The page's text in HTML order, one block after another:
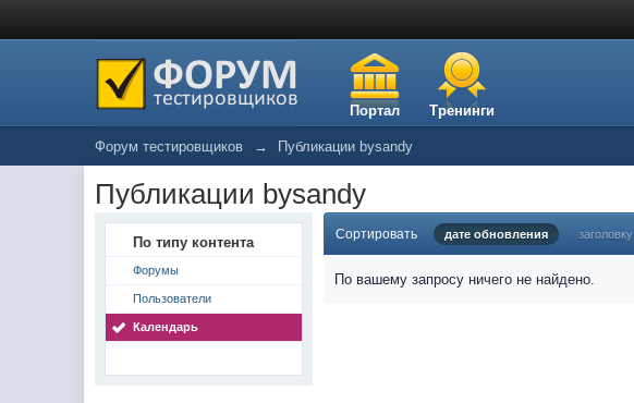
Портал Тренинги
Форум тестировщиков → Публикации bysandy
Публикации bysandy
По типу контента
Форумы
Пользователи
Календарь
Сортировать дате обновления заголовку
По вашему запросу ничего не найдено.